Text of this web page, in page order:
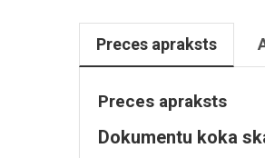
Preces apraksts
Preces apraksts
Dokumentu koka